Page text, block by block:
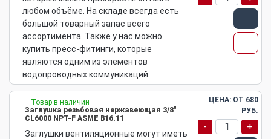
любом объёме. На складе всегда есть
большой товарный запас всего
ассортимента. Также у нас можно
купить пресс-фитинги, которые
являются одним из элементов
водопроводных коммуникаций.
Товар в наличии
Заглушка резьбовая нержавеющая 3/8"
CL6000 NPT-F ASME B16.11
Заглушки вентиляционные могут иметь
ЦЕНА: ОТ 680
РУБ.
- +